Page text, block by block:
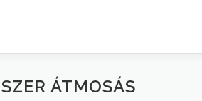
LEFEDETTSÉGÜNK
ÁTMOSÁS